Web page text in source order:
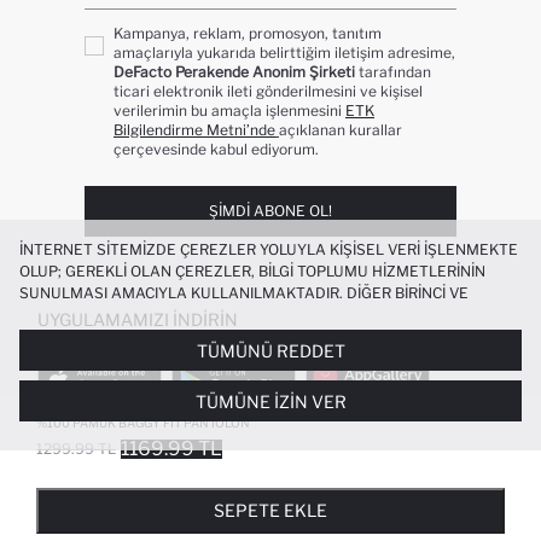
%100 PAMUK BAGGY FIT PANTOLON
1299.99 TL 1169.99 TL
SEPETE EKLE
Kampanya, reklam, promosyon, tanıtım
amaçlarıyla yukarıda belirttiğim iletişim adresime,
DeFacto Perakende Anonim Şirketi tarafından
ticari elektronik ileti gönderilmesini ve kişisel
verilerimin bu amaçla işlenmesini ETK
Bilgilendirme Metni’nde açıklanan kurallar
çerçevesinde kabul ediyorum.
ŞIMDI ABONE OL!
UYGULAMAMIZI İNDIRIN
POPÜLER KATEGORILER
KADIN BEYAZ TIŞÖRT
İNTERNET SITEMIZDE ÇEREZLER YOLUYLA KIŞISEL VERI IŞLENMEKTE
OLUP; GEREKLI OLAN ÇEREZLER, BILGI TOPLUMU HIZMETLERININ
SUNULMASI AMACIYLA KULLANILMAKTADIR. DIĞER BIRINCI VE
ÜÇÜNCÜ TARAF ÇEREZLER ISE SIZE DAHA IYI BIR ALIŞVERIŞ
DENEYIMI SUNULABILMESI, SITEMIZIN DAHA IŞLEVSEL KILINMASI VE
KIŞISELLEŞTIRMESI VE AÇIK RIZA VERMENIZ HALINDE, SIZLERE
YÖNELIK PAZARLAMA FAALIYETLERININ YAPILMASI AMAÇLARIYLA
SINIRLI OLARAK KULLANILACAKTIR. ÇEREZLERE DAIR TERCIHLERINIZI
ÇEREZ TERCIHLERIPANELI ARACILIĞIYLA HER ZAMAN YÖNETEBILIR,
ÇEREZLERLE ILGILI DAHA DETAYLI BILGIYE
TÜMÜNÜ REDDET
TÜMÜNE İZIN VER